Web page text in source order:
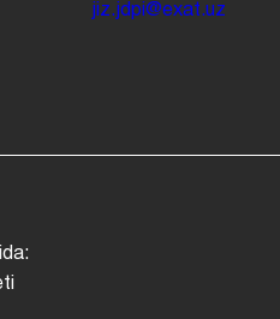
jiz.jdpi@exat.uz